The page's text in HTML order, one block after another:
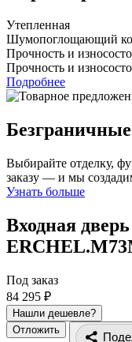
Утепленная
Шумопоглощающий
Прочность и
Прочность и
Подробнее
Выбирайте отделку,
заказу — и мы
Узнать больше
Входная
Под заказ
84 295 ₽
Нашли дешевле?
Отложить